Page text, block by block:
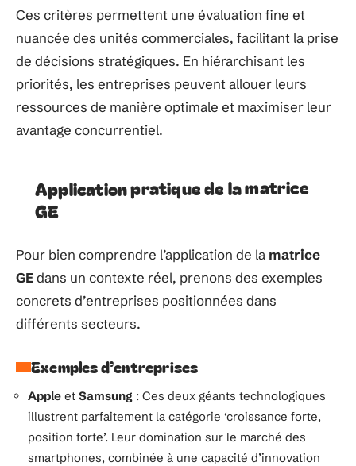
Ces critères permettent une évaluation fine et
nuancée des unités commerciales, facilitant la prise
de décisions stratégiques. En hiérarchisant les
priorités, les entreprises peuvent allouer leurs
ressources de manière optimale et maximiser leur
avantage concurrentiel.
Application pratique de la matrice
GE
Pour bien comprendre l’application de la matrice
GEdans un contexte réel, prenons des exemples
concrets d’entreprises positionnées dans
différents secteurs.
Exemples d’entreprises
Apple et Samsung : Ces deux géants technologiques
illustrent parfaitement la catégorie ‘croissance forte,
position forte’. Leur domination sur le marché des
smartphones, combinée à une capacité d’innovation